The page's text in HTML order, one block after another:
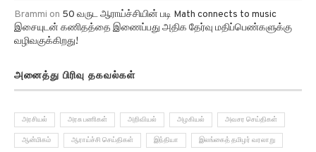
Brammi on 50 வருட ஆராய்ச்சியின் படி Math connects to music
இசையுடன் கணிதத்தை இணைப்பது அதிக தேர்வு மதிப்பெண்களுக்கு
வழிவகுக்கிறது!
அனைத்து பிரிவு தகவல்கள்
அரசியல் அரசு பணிகள் அறிவியல் அழகியல் அவசர செய்திகள்
ஆன்மிகம் ஆராய்ச்சி செய்திகள் இந்தியா இலங்கைத் தமிழர் வரலாறு